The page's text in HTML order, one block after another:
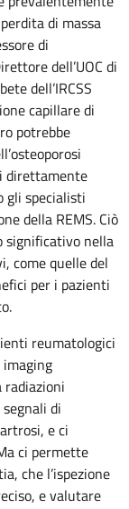
di massa
di
dell’UOC di
dell’IRCSS
capillare di
potrebbe
direttamente
gli specialisti
della REMS. Ciò
significativo nella
come quelle del
per i pazienti
reumatologici
imaging
radiazioni
di
e ci
ci permette
che l’ispezione
e valutare